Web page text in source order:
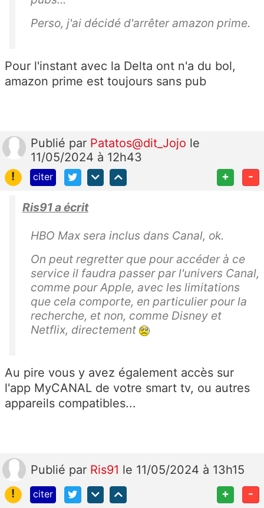
Perso, j'ai décidé d'arrêter amazon prime.
Pour l'instant avec la Delta ont n'a du bol,
amazon prime est toujours sans pub
Publié par Patatos@dit_Jojo le
11/05/2024 à 12h43
!
citer + -
Ris91 a écrit
HBO Max sera inclus dans Canal, ok.
On peut regretter que pour accéder à ce
service il faudra passer par l'univers Canal,
comme pour Apple, avec les limitations
que cela comporte, en particulier pour la
recherche, et non, comme Disney et
Netflix, directement
Au pire vous y avez également accès sur
l'app MyCANAL de votre smart tv, ou autres
appareils compatibles...
Publié par Ris91 le 11/05/2024 à 13h15
!
citer + -